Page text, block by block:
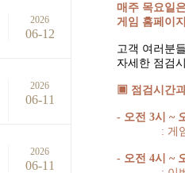
2026
06-12
2026
06-11
2026
06-11
매주 목요일
게임 홈페이
고객 여러분
자세한 점검
▣ 점검시간
- 오전 3시 ~
: 게
- 오전 4시 ~